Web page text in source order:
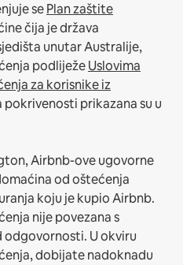
sePlan zaštite
čija je država
unutar Australije,
podliježeUslovima
za korisnike iz
pokrivenosti prikazana su u
Airbnb-ove ugovorne
od oštećenja
koju je kupio Airbnb.
nije povezana s
odgovornosti. U okviru
dobijate nadoknadu